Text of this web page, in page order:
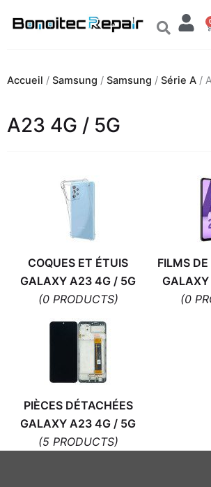
Accueil / Samsung / Samsung / Série A /
A23 4G / 5G
COQUES ET ÉTUIS
GALAXY A23 4G / 5G
(0 PRODUCTS)
FILMS
(0
PIÈCES DÉTACHÉES
GALAXY A23 4G / 5G
(5 PRODUCTS)